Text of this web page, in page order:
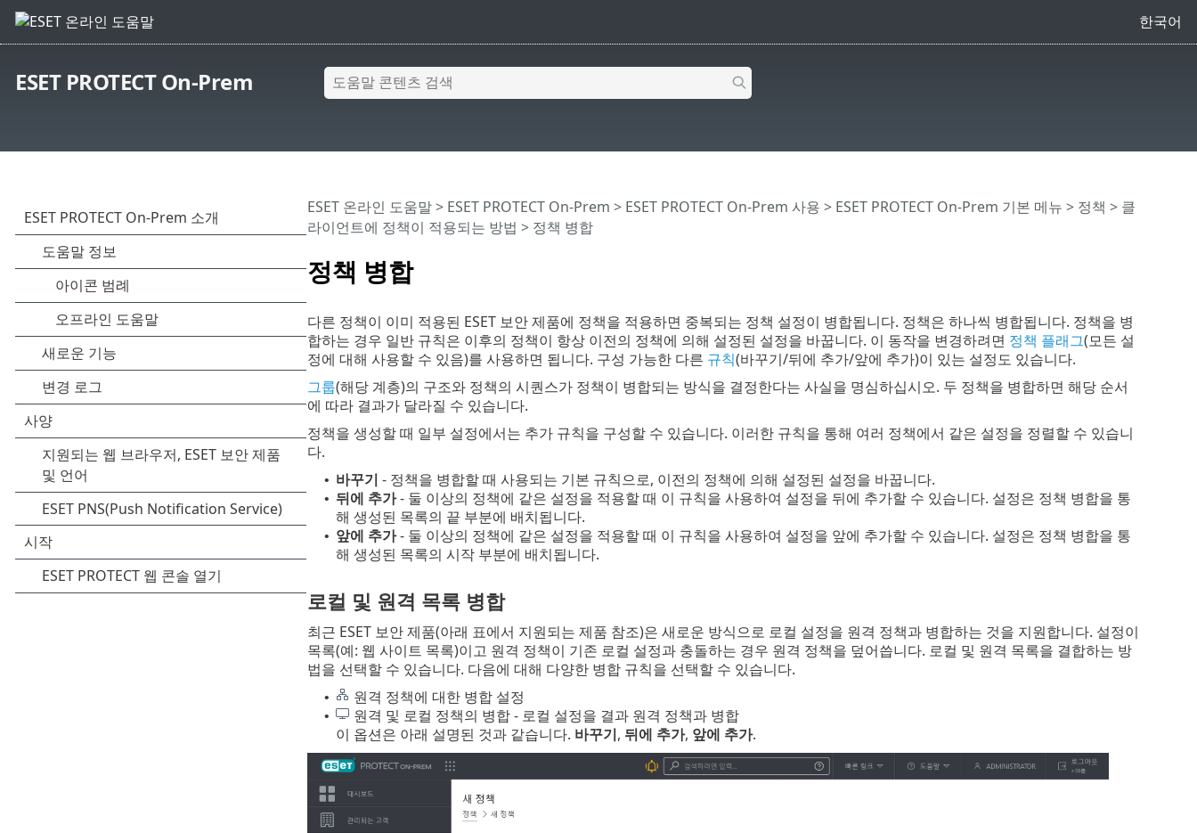
한국어
ESET PROTECT On-Prem
정책 병합
ESET 온라인 도움말> ESET PROTECT On-Prem > ESET PROTECT On-Prem 사용 > ESET PROTECT On-Prem 기본 메뉴 > 정책 > 클
라이언트에 정책이 적용되는 방법 > 정책 병합
다른 정책이 이미 적용된 ESET 보안 제품에 정책을 적용하면 중복되는 정책 설정이 병합됩니다. 정책은 하나씩 병합됩니다. 정책을 병
합하는 경우 일반 규칙은 이후의 정책이 항상 이전의 정책에 의해 설정된 설정을 바꿉니다. 이 동작을 변경하려면 정책 플래그(모든 설
정에 대해 사용할 수 있음)를 사용하면 됩니다. 구성 가능한 다른 규칙(바꾸기/뒤에 추가/앞에 추가)이 있는 설정도 있습니다.
그룹(해당 계층)의 구조와 정책의 시퀀스가 정책이 병합되는 방식을 결정한다는 사실을 명심하십시오. 두 정책을 병합하면 해당 순서
에 따라 결과가 달라질 수 있습니다.
정책을 생성할 때 일부 설정에서는 추가 규칙을 구성할 수 있습니다. 이러한 규칙을 통해 여러 정책에서 같은 설정을 정렬할 수 있습니
다.
• 바꾸기 - 정책을 병합할 때 사용되는 기본 규칙으로, 이전의 정책에 의해 설정된 설정을 바꿉니다.
• 뒤에 추가- 둘 이상의 정책에 같은 설정을 적용할 때 이 규칙을 사용하여 설정을 뒤에 추가할 수 있습니다. 설정은 정책 병합을 통
해 생성된 목록의 끝 부분에 배치됩니다.
• 앞에 추가- 둘 이상의 정책에 같은 설정을 적용할 때 이 규칙을 사용하여 설정을 앞에 추가할 수 있습니다. 설정은 정책 병합을 통
해 생성된 목록의 시작 부분에 배치됩니다.
로컬 및 원격 목록 병합
최근 ESET 보안 제품(아래 표에서 지원되는 제품 참조)은 새로운 방식으로 로컬 설정을 원격 정책과 병합하는 것을 지원합니다. 설정이
목록(예: 웹 사이트 목록)이고 원격 정책이 기존 로컬 설정과 충돌하는 경우 원격 정책을 덮어씁니다. 로컬 및 원격 목록을 결합하는 방
법을 선택할 수 있습니다. 다음에 대해 다양한 병합 규칙을 선택할 수 있습니다.
• 원격 정책에 대한 병합 설정
•
원격 및 로컬 정책의 병합 - 로컬 설정을 결과 원격 정책과 병합
이 옵션은 아래 설명된 것과 같습니다. 바꾸기, 뒤에 추가, 앞에 추가.